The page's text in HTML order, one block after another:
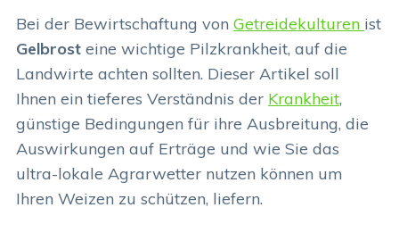
Bei der Bewirtschaftung von Getreidekulturen ist
Gelbrost eine wichtige Pilzkrankheit, auf die
Landwirte achten sollten. Dieser Artikel soll
Ihnen ein tieferes Verständnis der Krankheit,
günstige Bedingungen für ihre Ausbreitung, die
Auswirkungen auf Erträge und wie Sie das
ultra-lokale Agrarwetter nutzen können um
Ihren Weizen zu schützen, liefern.